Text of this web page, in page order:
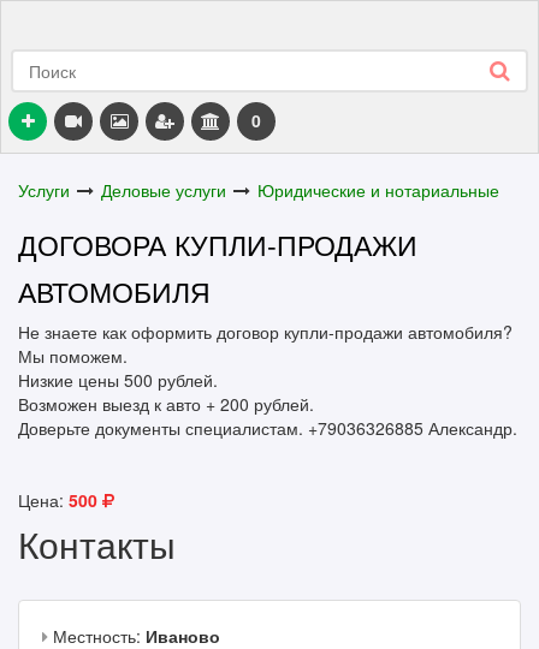
0
Услуги Деловые услуги Юридические и нотариальные
ДОГОВОРА КУПЛИ-ПРОДАЖИ
АВТОМОБИЛЯ
Не знаете как оформить договор купли-продажи автомобиля?
Мы поможем.
Низкие цены 500 рублей.
Возможен выезд к авто + 200 рублей.
Доверьте документы специалистам. +79036326885 Александр.
Цена: 500
Контакты
Местность: Иваново